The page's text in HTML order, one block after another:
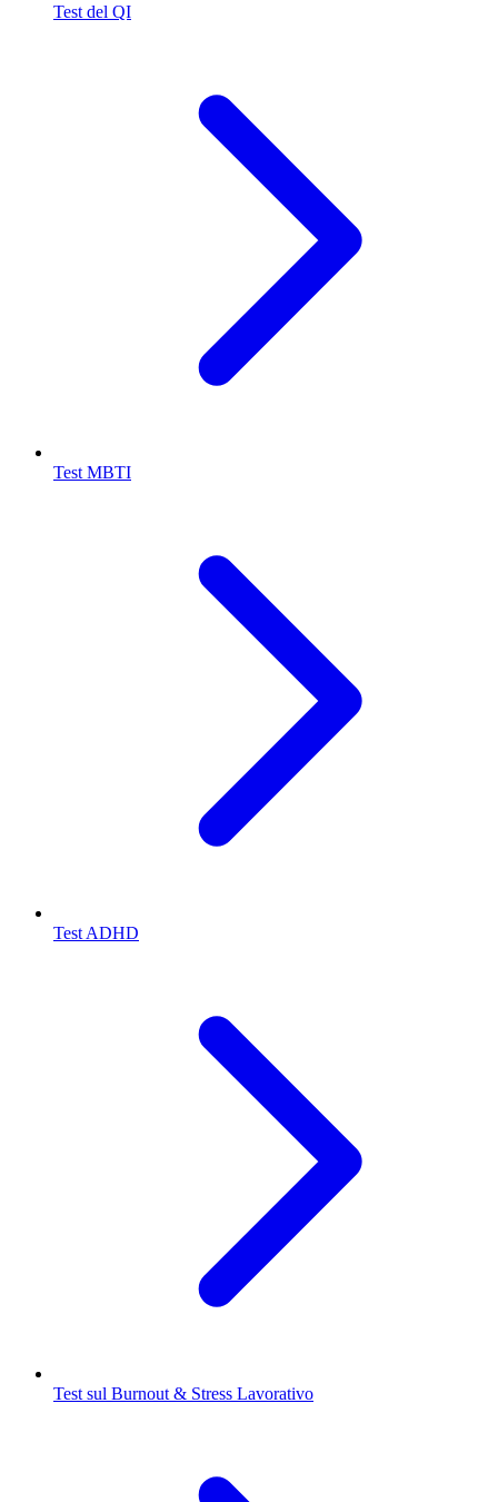
Test del QI
Test MBTI
Test ADHD
Test sul Burnout & Stress Lavorativo